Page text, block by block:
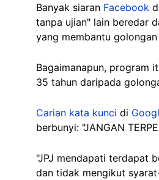
Banyak siaran Facebook
tanpa ujian" lain beredar
yang membantu
Bagaimanapun, program
35 tahun daripada
Carian kata kunci di
berbunyi: "JANGAN
"JPJ mendapati terdapat
dan tidak mengikut